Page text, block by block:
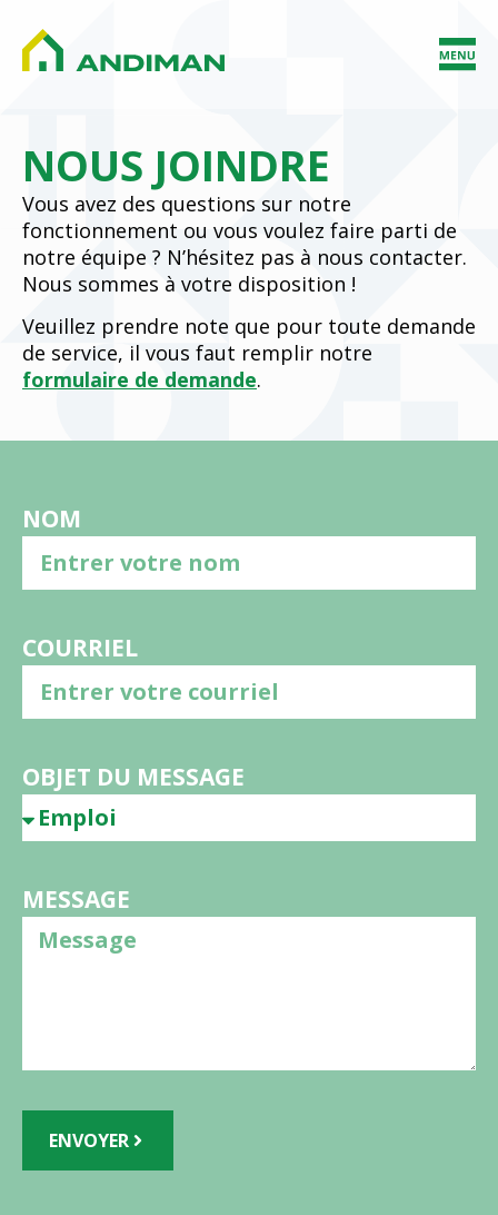
NOUS JOINDRE
Vous avez des questions sur notre
fonctionnement ou vous voulez faire parti de
notre équipe ? N’hésitez pas à nous contacter.
Nous sommes à votre disposition !
Veuillez prendre note que pour toute demande
de service, il vous faut remplir notre
formulaire de demande.
NOM
COURRIEL
OBJET DU MESSAGE
MESSAGE
ENVOYER